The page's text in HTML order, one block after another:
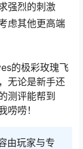
强烈的刺激
虑其他更高端
的极彩玫瑰飞
无论是新手还
测评能帮到
唠唠！
由玩家与专